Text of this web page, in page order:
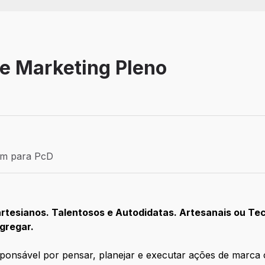
Marketing Pleno
PcD
para PcD
Talentosos e Autodidatas. Artesanais ou
por pensar, planejar e executar ações de marca